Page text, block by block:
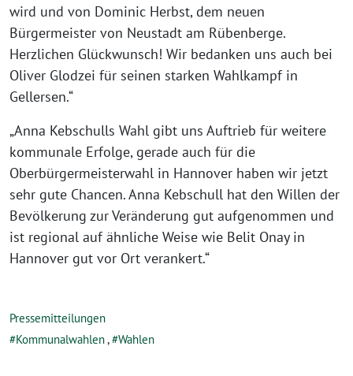
wird und von Dominic Herbst, dem neuen
Bürgermeister von Neustadt am Rübenberge.
Herzlichen Glückwunsch! Wir bedanken uns auch bei
Oliver Glodzei für seinen starken Wahlkampf in
Gellersen.“
„Anna Kebschulls Wahl gibt uns Auftrieb für weitere
kommunale Erfolge, gerade auch für die
Oberbürgermeisterwahl in Hannover haben wir jetzt
sehr gute Chancen. Anna Kebschull hat den Willen der
Bevölkerung zur Veränderung gut aufgenommen und
ist regional auf ähnliche Weise wie Belit Onay in
Hannover gut vor Ort verankert.“
Pressemitteilungen
Kommunalwahlen, Wahlen